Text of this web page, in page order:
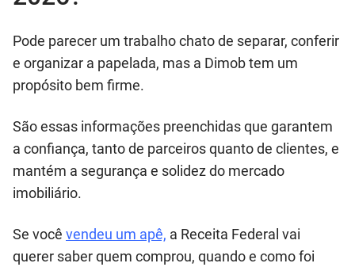
Pode parecer um trabalho chato de separar, conferir
e organizar a papelada, mas a Dimob tem um
propósito bem firme.
São essas informações preenchidas que garantem
a confiança, tanto de parceiros quanto de clientes, e
mantém a segurança e solidez do mercado
imobiliário.
Se você vendeu um apê, a Receita Federal vai
querer saber quem comprou, quando e como foi